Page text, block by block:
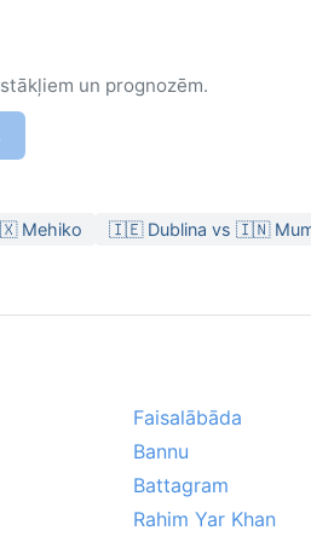
un prognozēm.
Mehiko
🇮🇪 Dublina vs 🇮🇳
Faisalābāda
Bannu
Battagram
Rahim Yar Khan